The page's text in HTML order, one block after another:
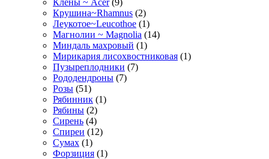
Клёны ~ Acer (9)
Крушина~Rhamnus (2)
Леукотое~Leucothoe (1)
Магнолии ~ Magnolia (14)
Миндаль махровый (1)
Мирикария лисохвостниковая (1)
Пузыреплодники (7)
Рододендроны (7)
Розы (51)
Рябинник (1)
Рябины (2)
Сирень (4)
Спиреи (12)
Сумах (1)
Форзиция (1)